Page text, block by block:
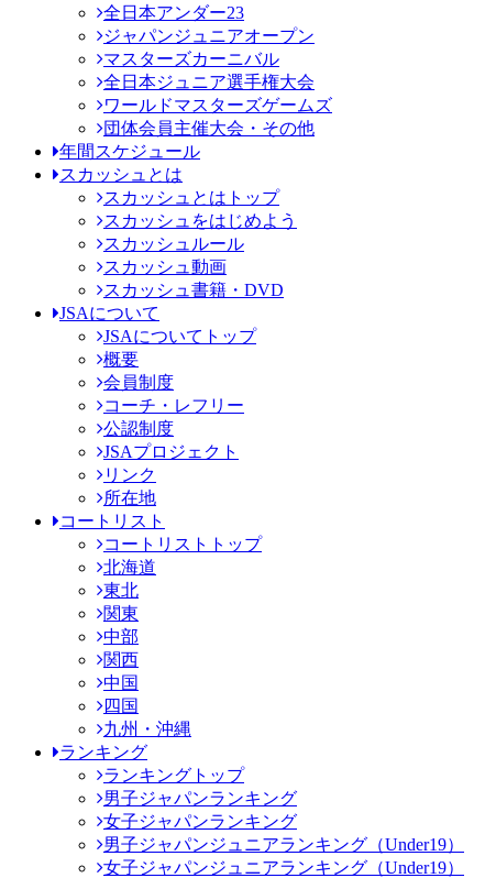
全日本アンダー23
ジャパンジュニアオープン
マスターズカーニバル
全日本ジュニア選手権大会
ワールドマスターズゲームズ
団体会員主催大会・その他
年間スケジュール
スカッシュとは
スカッシュとはトップ
スカッシュをはじめよう
スカッシュルール
スカッシュ動画
スカッシュ書籍・DVD
JSAについて
JSAについてトップ
概要
会員制度
コーチ・レフリー
公認制度
JSAプロジェクト
リンク
所在地
コートリスト
コートリストトップ
北海道
東北
関東
中部
関西
中国
四国
九州・沖縄
ランキング
ランキングトップ
男子ジャパンランキング
女子ジャパンランキング
男子ジャパンジュニアランキング（Under19）
女子ジャパンジュニアランキング（Under19）